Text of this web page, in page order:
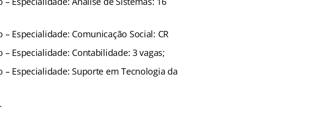
Especialidade: Comunicação Social: CR
Especialidade: Contabilidade: 3 vagas;
Especialidade: Suporte em Tecnologia da